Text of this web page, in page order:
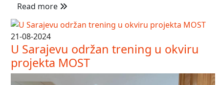
Read more
21-08-2024
U Sarajevu održan trening u okviru
projekta MOST